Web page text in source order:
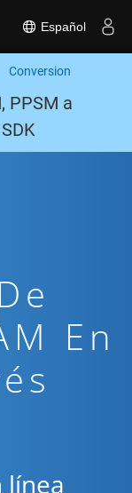
Español
Conversion
PPSM a
En
línea